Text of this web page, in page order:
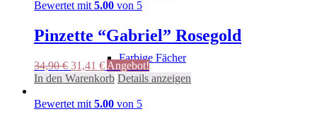
Farbige Fächer
Bewertet mit 5.00 von 5
Pinzette “Gabriel” Rosegold
34,90€ Ursprünglicher
Preis
34,90 €
31,41 €Aktueller
Preis
31,41 €.
Angebot!
In den Warenkorb Details anzeigen
Bewertet mit 5.00 von 5